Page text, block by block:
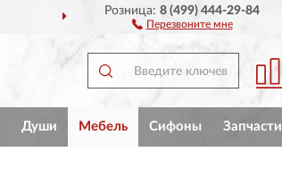
ПО ВСЕЙ РОССИИ
Розница:8 (499) 444-29-84
Перезвоните мне
Души Мебель Сифоны Запчасти